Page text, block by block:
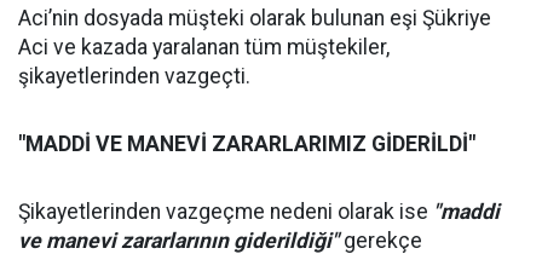
Aci’nin dosyada müşteki olarak bulunan eşi Şükriye
Aci ve kazada yaralanan tüm müştekiler,
şikayetlerinden vazgeçti.
"MADDİ VE MANEVİ ZARARLARIMIZ GİDERİLDİ"
Şikayetlerinden vazgeçme nedeni olarak ise "maddi
ve manevi zararlarının giderildiği"gerekçe